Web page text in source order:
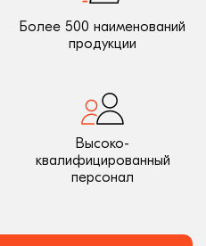
Более 500 наименований
продукции
Высоко-
квалифицированный
персонал